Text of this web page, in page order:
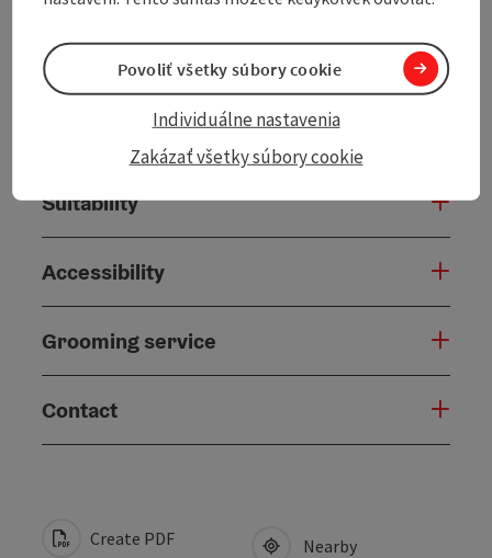
Tour and route information
Suitability
Accessibility
Grooming service
Contact
Create PDF Nearby
Zakázať všetky súbory cookie
Individuálne nastavenia
Povoliť všetky súbory cookie